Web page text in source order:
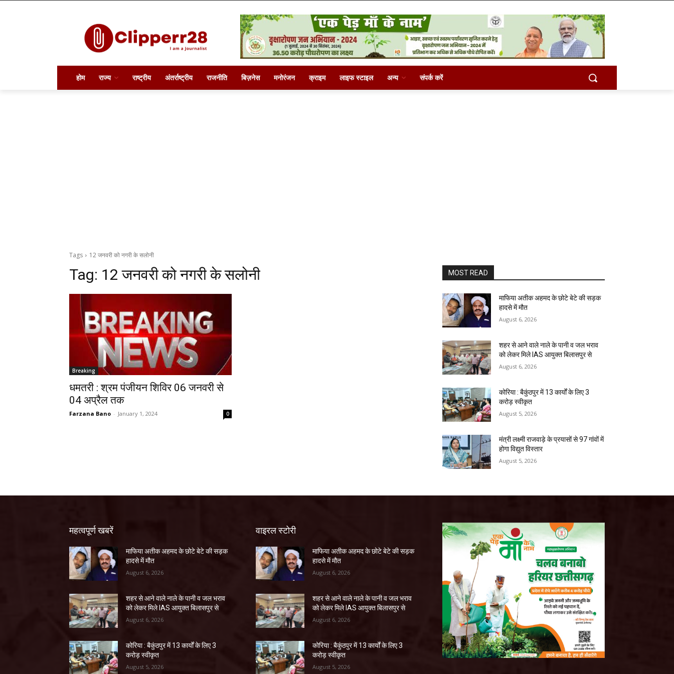
होम राज्य राष्ट्रीय अंतर्राष्ट्रीय राजनीति बिज़नेस मनोरंजन क्राइम लाइफ स्टाइल अन्य संपर्क करें
Tags 12 जनवरी को नगरी के सलोनी
Tag: 12 जनवरी को नगरी के सलोनी
Breaking
धमतरी : श्रम पंजीयन शिविर 06 जनवरी से
04 अप्रैल तक
Farzana Bano - January 1, 2024 0
MOST READ
माफिया अतीक अहमद के छोटे बेटे की सड़क
हादसे में मौत
August 6, 2026
शहर से आने वाले नाले के पानी व जल भराव
को लेकर मिले IAS आयुक्त बिलासपुर से
August 6, 2026
कोरिया : बैकुंठपुर में 13 कार्यों के लिए 3
करोड़ स्वीकृत
August 5, 2026
मंत्री लक्ष्मी राजवाड़े के प्रयासों से 97 गांवों में
होगा विद्युत विस्तार
August 5, 2026
महत्वपूर्ण खबरें
माफिया अतीक अहमद के छोटे बेटे की सड़क
हादसे में मौत
August 6, 2026
शहर से आने वाले नाले के पानी व जल भराव
को लेकर मिले IAS आयुक्त बिलासपुर से
August 6, 2026
कोरिया : बैकुंठपुर में 13 कार्यों के लिए 3
करोड़ स्वीकृत
August 5, 2026
वाइरल स्टोरी
माफिया अतीक अहमद के छोटे बेटे की सड़क
हादसे में मौत
August 6, 2026
शहर से आने वाले नाले के पानी व जल भराव
को लेकर मिले IAS आयुक्त बिलासपुर से
August 6, 2026
कोरिया : बैकुंठपुर में 13 कार्यों के लिए 3
करोड़ स्वीकृत
August 5, 2026